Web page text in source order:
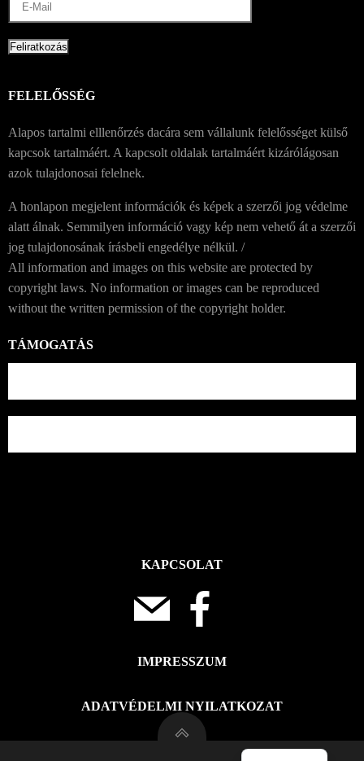
FELELŐSSÉG
Alapos tartalmi elllenőrzés dacára sem vállalunk felelősséget külső
kapcsok tartalmáért. A kapcsolt oldalak tartalmáért kizárólágosan
azok tulajdonosai felelnek.
A honlapon megjelent információk és képek a szerzői jog védelme
alatt álnak. Semmilyen információ vagy kép nem vehető át a szerzői
jog tulajdonosának írásbeli engedélye nélkül. /
All information and images on this website are protected by
copyright laws. No information or images can be reproduced
without the written permission of the copyright holder.
TÁMOGATÁS
KAPCSOLAT
IMPRESSZUM
ADATVÉDELMI NYILATKOZAT
Deutsch